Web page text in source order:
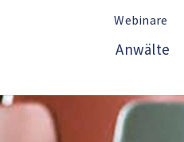
Webinare
Anwälte